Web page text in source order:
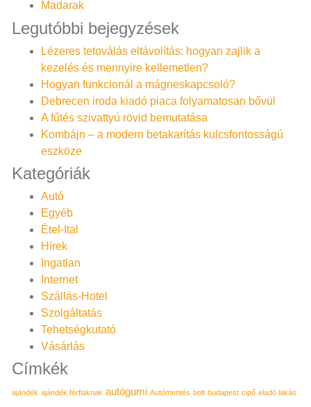
Madarak
Legutóbbi bejegyzések
Lézeres tetoválás eltávolítás: hogyan zajlik a
kezelés és mennyire kellemetlen?
Hogyan funkcionál a mágneskapcsoló?
Debrecen iroda kiadó piaca folyamatosan bővül
A fűtés szivattyú rövid bemutatása
Kombájn – a modern betakarítás kulcsfontosságú
eszköze
Kategóriák
Autó
Egyéb
Étel-Ital
Hírek
Ingatlan
Internet
Szállás-Hotel
Szolgáltatás
Tehetségkutató
Vásárlás
Címkék
ajándék ajándék férfiaknak autógumi Autómentés bolt budapest cipő eladó lakás